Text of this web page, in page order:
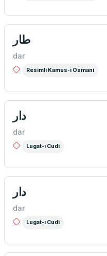
طار
dar
Resimli Kamus-ı Osmani
دار
dar
Lugat-ı Cudi
دار
dar
Lugat-ı Cudi